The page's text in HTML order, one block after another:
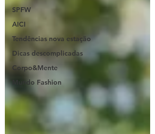
SPFW
AICI
Tendências nova estação
Dicas descomplicadas
Corpo&Mente
Mundo Fashion